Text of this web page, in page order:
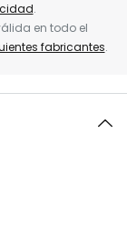
.
en todo el
fabricantes.